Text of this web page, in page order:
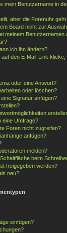
mein Benutzername in
aber die Forenuhr
Board nicht zur
meinem Benutzernamen
ich ihn ändern?
den E-Mail-Link
oder eine Antwort?
oder löschen?
Signatur anfügen?
eine Umfrage?
Foren nicht zugreifen?
anfügen?
melden?
beim
freigegeben werden?
neu?
einfügen?